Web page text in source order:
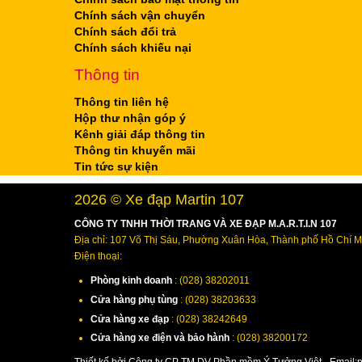
Chính sách vận chuyển
Chính sách đổi trả
Chính sách khiếu nại
Thông tin
Thông tin liên hệ
Hộp thư nhận góp ý
Kênh giải đáp thông tin
Thông tin khuyến mãi
Tin tức sự kiện
2026 © Xe đạp Martin 107
CÔNG TY TNHH THỜI TRANG VÀ XE ĐẠP M.A.R.T.I.N 107
Địa chỉ: 107 Võ Thị Sáu, Phường Xuân Hòa, Thành phố Hồ Chí
Điện thoại:
Phòng kinh doanh: (028) 38202011
Cửa hàng phụ tùng: (028) 38203633
Cửa hàng xe đạp: (028) 38242649
Cửa hàng xe điện và bảo hành : (028) 38200172